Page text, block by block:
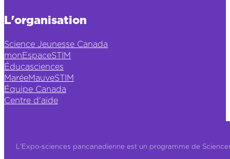
L'organisation
Science Jeunesse Canada
monEspaceSTIM
Éducasciences
MaréeMauveSTIM
Équipe Canada
Centre d'aide
L'Expo-sciences pancanadienne est un programme de